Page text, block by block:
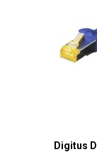
Digitus